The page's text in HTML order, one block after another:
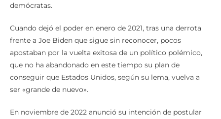
demócratas.
Cuando dejó el poder en enero de 2021, tras una derrota
frente a Joe Biden que sigue sin reconocer, pocos
apostaban por la vuelta exitosa de un político polémico,
que no ha abandonado en este tiempo su plan de
conseguir que Estados Unidos, según su lema, vuelva a
ser «grande de nuevo».
En noviembre de 2022 anunció su intención de postular